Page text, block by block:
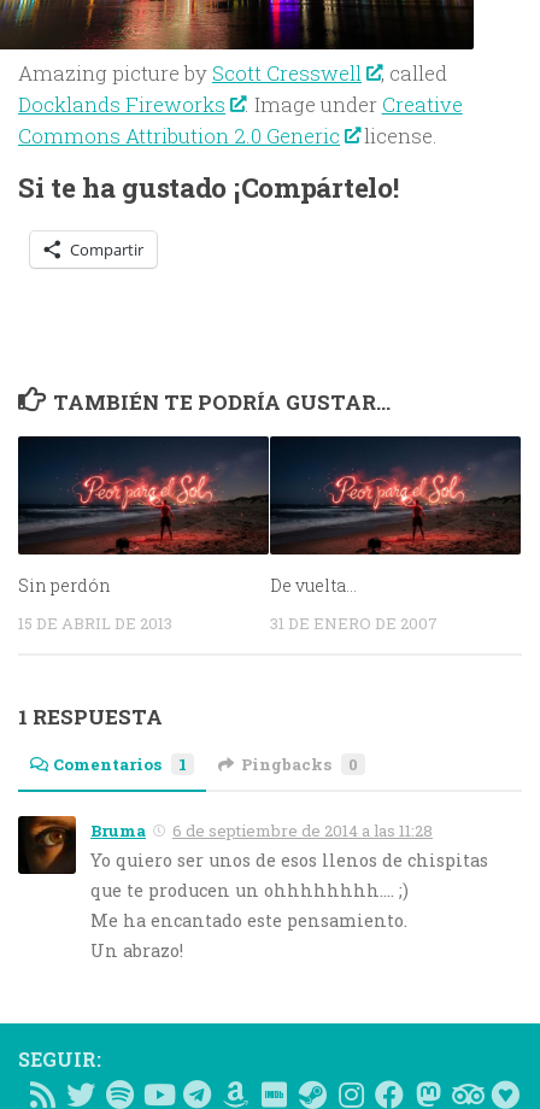
Amazing picture by Scott Cresswell
, called
Docklands Fireworks
. Image under Creative
Commons Attribution 2.0 Generic
license.
Si te ha gustado ¡Compártelo!
Compartir
TAMBIÉN TE PODRÍA GUSTAR...
Sin perdón
15 DE ABRIL DE 2013
De vuelta…
31 DE ENERO DE 2007
1 RESPUESTA
Comentarios 1 Pingbacks 0
Bruma 6 de septiembre de 2014 a las 11:28
Yo quiero ser unos de esos llenos de chispitas
que te producen un ohhhhhhhh…. ;)
Me ha encantado este pensamiento.
Un abrazo!
SEGUIR: